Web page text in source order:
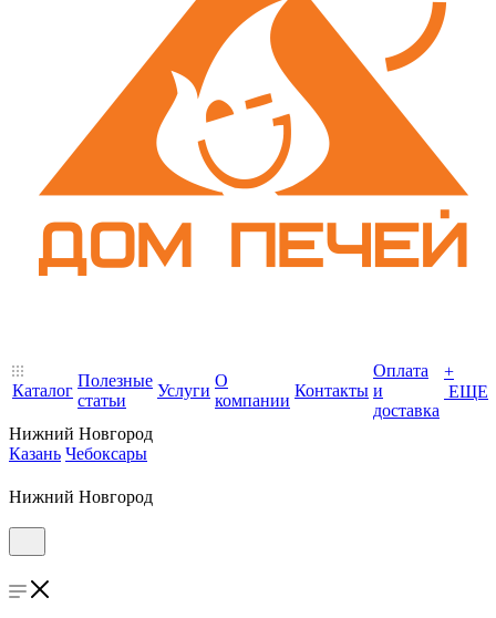
Каталог
Полезные
статьи
Услуги
О
компании
Контакты
Оплата
и
доставка
+
ЕЩЕ
Нижний Новгород
Казань Чебоксары
Нижний Новгород